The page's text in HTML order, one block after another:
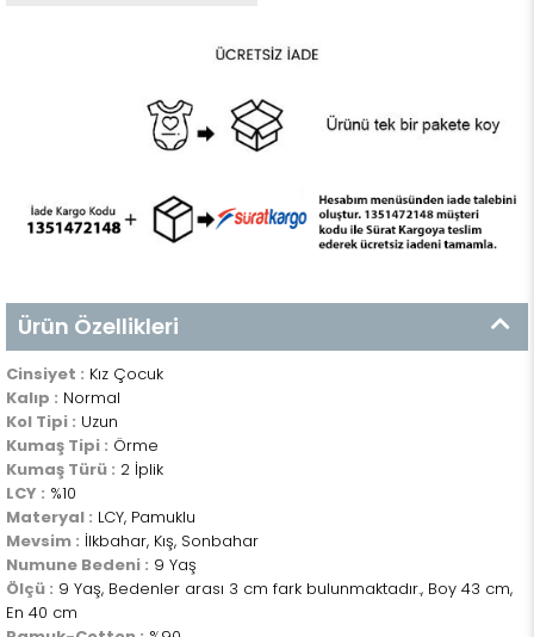
Ürün Özellikleri
Cinsiyet : Kız Çocuk
Kalıp : Normal
Kol Tipi : Uzun
Kumaş Tipi : Örme
Kumaş Türü : 2 İplik
LCY : %10
Materyal : LCY, Pamuklu
Mevsim : İlkbahar, Kış, Sonbahar
Numune Bedeni : 9 Yaş
Ölçü : 9 Yaş, Bedenler arası 3 cm fark bulunmaktadır., Boy 43 cm,
En 40 cm